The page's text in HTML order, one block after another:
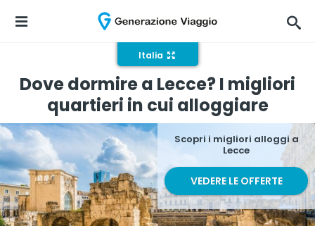
Italia
Dove dormire a Lecce? I migliori
quartieri in cui alloggiare
Scopri i migliori alloggi a
Lecce
VEDERE LE OFFERTE